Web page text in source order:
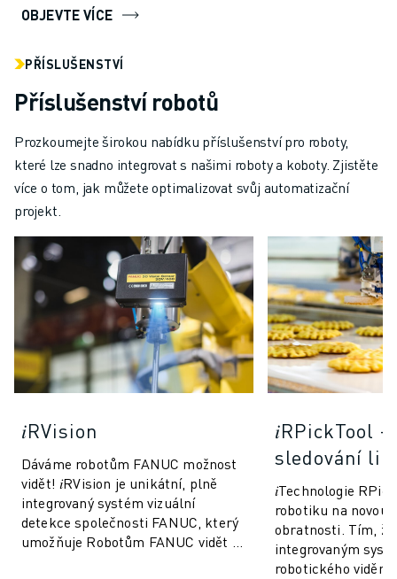
OBJEVTE VÍCE
PŘÍSLUŠENSTVÍ
Příslušenství robotů
Prozkoumejte širokou nabídku příslušenství pro roboty,
které lze snadno integrovat s našimi roboty a koboty. Zjistěte
více o tom, jak můžete optimalizovat svůj automatizační
projekt.
𝑖RVision
Dáváme robotům FANUC možnost
vidět! 𝑖RVision je unikátní, plně
integrovaný systém vizuální
detekce společnosti FANUC, který
umožňuje Robotům FANUC vidět -
𝑖RPickTool
sledování
𝑖Technologie
robotiku na novou
obratnosti. Tím, že
integrovaným
robotického